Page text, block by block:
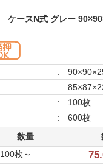
ケースN式 グレー
:
:
:
100枚
:
600枚
数量
100枚～